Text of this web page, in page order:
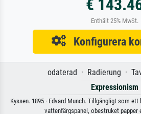
€
Enthält 25% MwSt.
Konfigurera
odaterad · Radierung ·
Expressionism
Kyssen. 1895 · Edvard Munch. Tillgängligt som
vattenfärgspanel, obestruket papper